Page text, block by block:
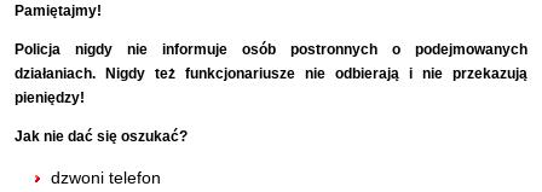
Pamiętajmy!
Policja nigdy nie informuje osób postronnych o podejmowanych
działaniach. Nigdy też funkcjonariusze nie odbierają i nie przekazują
pieniędzy!
Jak nie dać się oszukać?
dzwoni telefon